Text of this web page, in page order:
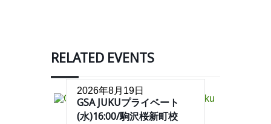
RELATED EVENTS
2026年8月19日
GSA JUKUプライベート
(水)16:00/駒沢桜新町校